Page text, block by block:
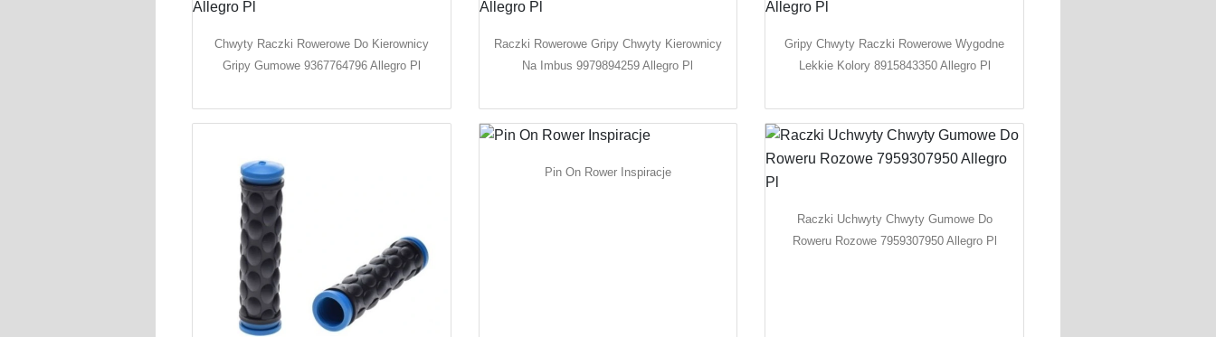
Chwyty Raczki Rowerowe Do Kierownicy
Gripy Gumowe 9367764796 Allegro Pl
Raczki Rowerowe Gripy Chwyty Kierownicy
Na Imbus 9979894259 Allegro Pl
Gripy Chwyty Raczki Rowerowe Wygodne
Lekkie Kolory 8915843350 Allegro Pl
Pin On Rower Inspiracje
Raczki Uchwyty Chwyty Gumowe Do
Roweru Rozowe 7959307950 Allegro Pl